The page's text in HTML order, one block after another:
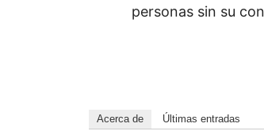
personas sin su
Acerca de Últimas entradas